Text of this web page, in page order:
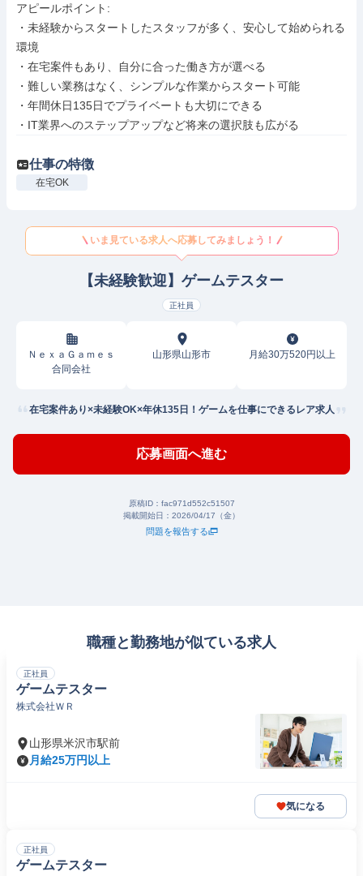
アピールポイント:
・未経験からスタートしたスタッフが多く、安心して始められる
環境
・在宅案件もあり、自分に合った働き方が選べる
・難しい業務はなく、シンプルな作業からスタート可能
・年間休日135日でプライベートも大切にできる
・IT業界へのステップアップなど将来の選択肢も広がる
仕事の特徴
在宅OK
いま見ている求人へ応募してみましょう！
【未経験歓迎】ゲームテスター
正社員
ＮｅｘａＧａｍｅｓ
合同会社
山形県山形市 月給30万520円以上
在宅案件あり×未経験OK×年休135日！ゲームを仕事にできるレア求人
応募画面へ進む
原稿ID： fac971d552c51507
掲載開始日： 2026/04/17（金）
問題を報告する
職種と勤務地が似ている求人
正社員
ゲームテスター
株式会社ＷＲ
山形県米沢市駅前
月給25万円以上
気になる
正社員
ゲームテスター